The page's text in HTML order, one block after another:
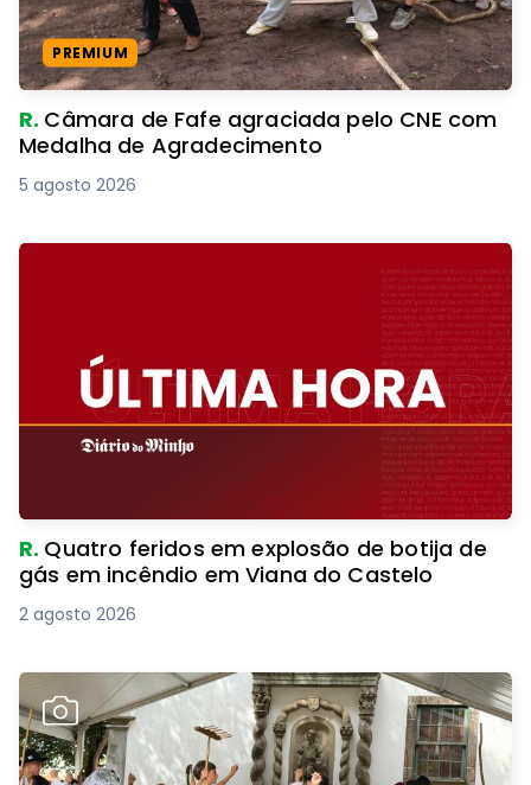
PREMIUM
R. Câmara de Fafe agraciada pelo CNE com
Medalha de Agradecimento
5 agosto 2026
R. Quatro feridos em explosão de botija de
gás em incêndio em Viana do Castelo
2 agosto 2026